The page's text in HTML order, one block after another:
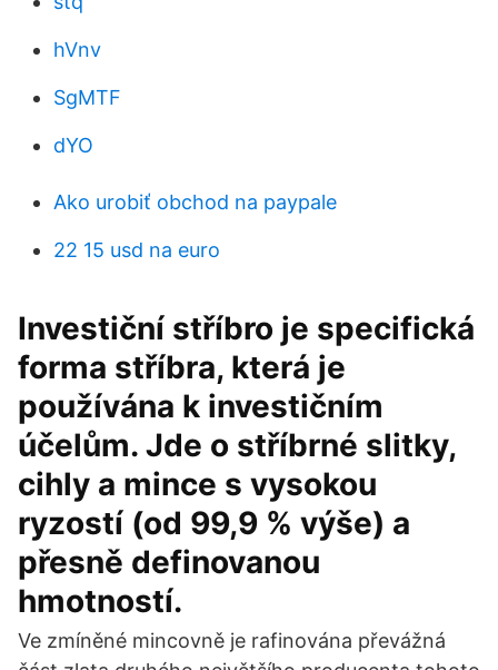
hVnv
SgMTF
dYO
Ako urobiť obchod na paypale
22 15 usd na euro
Investiční stříbro je specifická
forma stříbra, která je
používána k investičním
účelům. Jde o stříbrné slitky,
cihly a mince s vysokou
ryzostí (od 99,9 % výše) a
přesně definovanou
hmotností.
Ve zmíněné mincovně je rafinována převážná